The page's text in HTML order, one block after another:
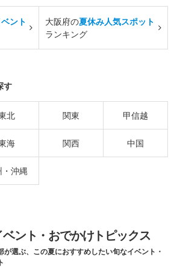
ント
大阪府の夏休み人気スポット
ランキング
す
北 関東 甲信越
海 関西 中国
・沖縄
ント・おでかけトピックス
が選ぶ、この夏におすすめしたい旬なイベント・